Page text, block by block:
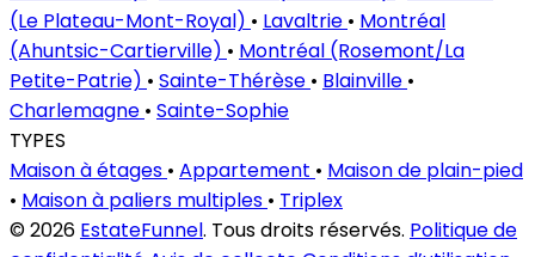
(Le Plateau-Mont-Royal) • Lavaltrie • Montréal
(Ahuntsic-Cartierville) • Montréal (Rosemont/La
Petite-Patrie) • Sainte-Thérèse • Blainville •
Charlemagne • Sainte-Sophie
TYPES
Maison à étages • Appartement • Maison de plain-pied
• Maison à paliers multiples • Triplex
© 2026 EstateFunnel. Tous droits réservés. Politique de